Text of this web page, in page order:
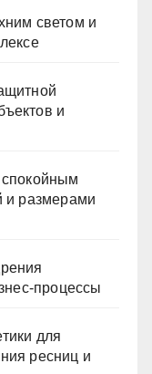
светом и
и
и размерами
процессы
для
ресниц и